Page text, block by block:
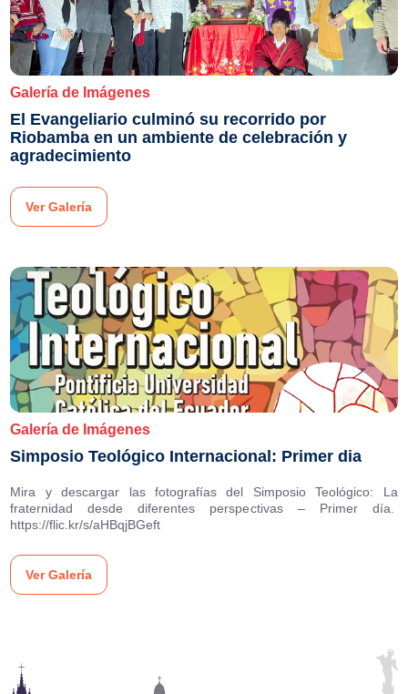
Galería de Imágenes
El Evangeliario culminó su recorrido por
Riobamba en un ambiente de celebración y
agradecimiento
Ver Galería
Galería de Imágenes
Simposio Teológico Internacional: Primer dia
Mira y descargar las fotografías del Simposio Teológico: La
fraternidad desde diferentes perspectivas – Primer día.
https://flic.kr/s/aHBqjBGeft
Ver Galería